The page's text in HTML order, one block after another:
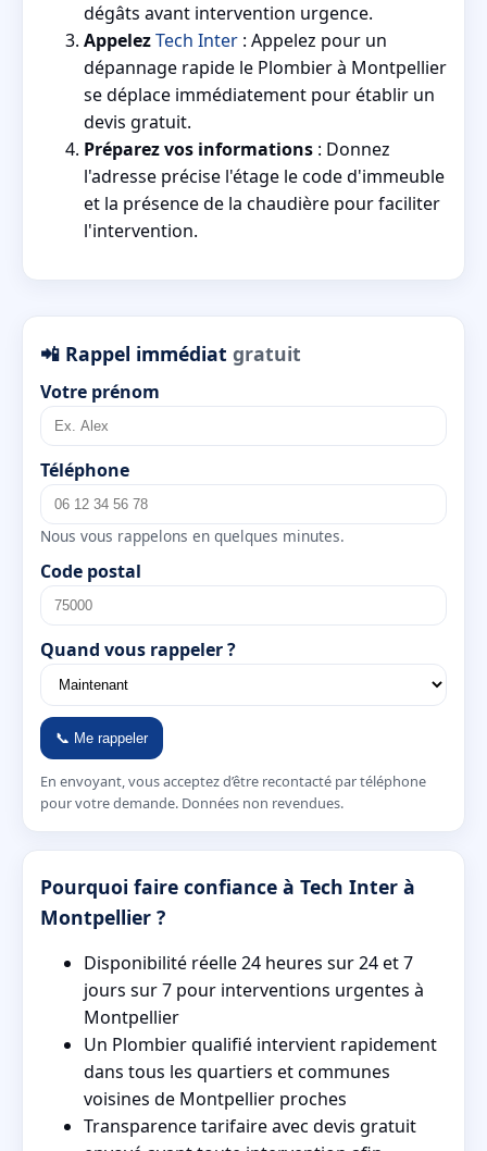
dégâts avant intervention urgence.
AppelezTech Inter : Appelez pour un
dépannage rapide le Plombier à Montpellier
se déplace immédiatement pour établir un
devis gratuit.
Préparez vos informations : Donnez
l'adresse précise l'étage le code d'immeuble
et la présence de la chaudière pour faciliter
l'intervention.
📲 Rappel immédiat gratuit
Votre prénom
Téléphone
Nous vous rappelons en quelques minutes.
Code postal
Quand vous rappeler ?
📞 Me rappeler
En envoyant, vous acceptez d’être recontacté par téléphone
pour votre demande. Données non revendues.
Pourquoi faire confiance à Tech Inter à
Montpellier ?
Disponibilité réelle 24 heures sur 24 et 7
jours sur 7 pour interventions urgentes à
Montpellier
Un Plombier qualifié intervient rapidement
dans tous les quartiers et communes
voisines de Montpellier proches
Transparence tarifaire avec devis gratuit